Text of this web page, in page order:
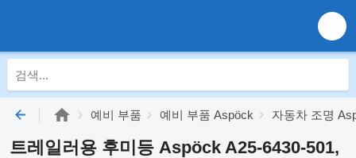
예비 부품 예비 부품 Aspöck 자동차 조명
트레일러용 후미등 Aspöck A25-6430-501,